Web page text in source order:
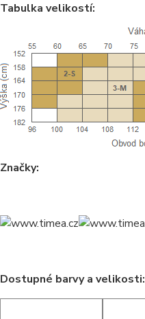
Tabulka velikostí:
Značky:
Dostupné barvy a velikosti: